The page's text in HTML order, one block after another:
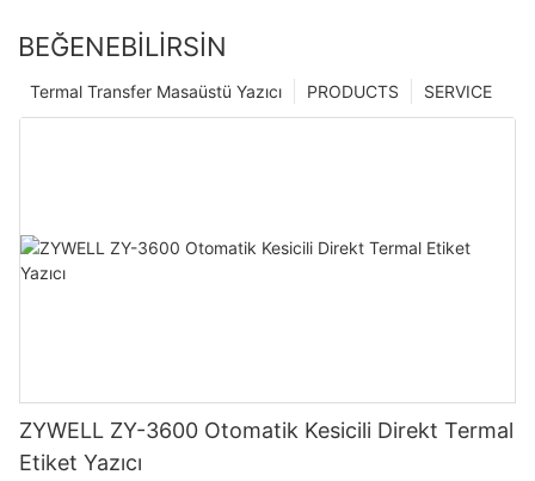
BEĞENEBILIRSIN
SERVICE
PRODUCTS
Termal Transfer Masaüstü Yazıcı
ZYWELL ZY-3600 Otomatik Kesicili Direkt Termal
Etiket Yazıcı